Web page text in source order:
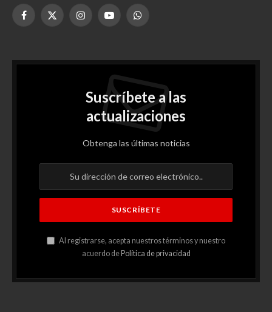
Facebook
X
InstagramYouTubeWhatsApp
Suscríbete a las
actualizaciones
Obtenga las últimas noticias
Al registrarse, acepta nuestros términos y nuestro
acuerdo dePolítica de privacidad